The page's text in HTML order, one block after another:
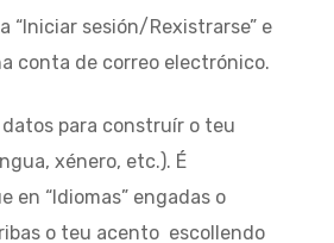
“Iniciar sesión/Rexistrarse” e
conta de correo electrónico.
para construír o teu
xénero, etc.). É
en “Idiomas” engadas o
o teu acento escollendo